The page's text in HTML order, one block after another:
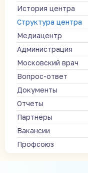
История центра
Структура центра
Медиацентр
Администрация
Московский врач
Вопрос-ответ
Документы
Отчеты
Партнеры
Вакансии
Профсоюз